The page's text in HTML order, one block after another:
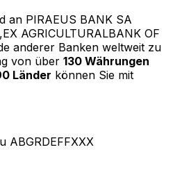
an PIRAEUS BANK SA
AGRICULTURALBANK OF
anderer Banken weltweit zu
von über 130 Währungen
Länder können Sie mit
ABGRDEFFXXX